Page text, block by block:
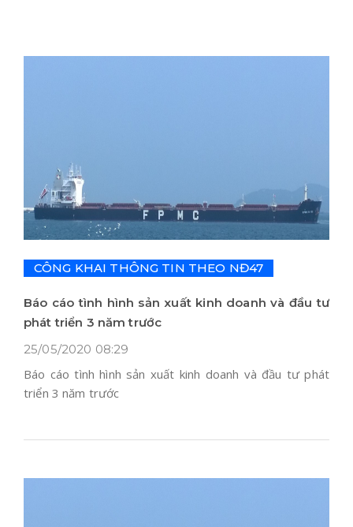
CÔNG KHAI THÔNG TIN THEO NĐ47
Báo cáo tình hình sản xuất kinh doanh và đầu tư
phát triển 3 năm trước
25/05/2020 08:29
Báo cáo tình hình sản xuất kinh doanh và đầu tư phát
triển 3 năm trước